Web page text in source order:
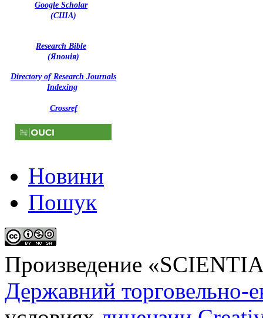
Google Scholar
(США)
Research Bible
(Японія)
Directory of Research Journals
Indexing
Crossref
Новини
Пошук
Произведение «
Державний торговельно-